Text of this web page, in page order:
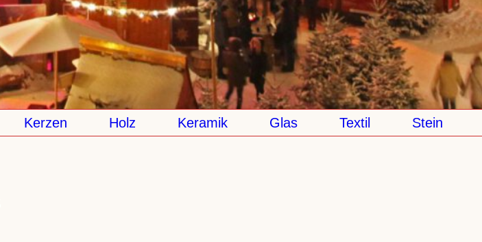
Kerzen Holz Keramik Glas Textil Stein